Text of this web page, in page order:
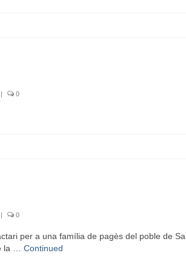
| 0
| 0
per a una família de pagès del poble de
la … Continued